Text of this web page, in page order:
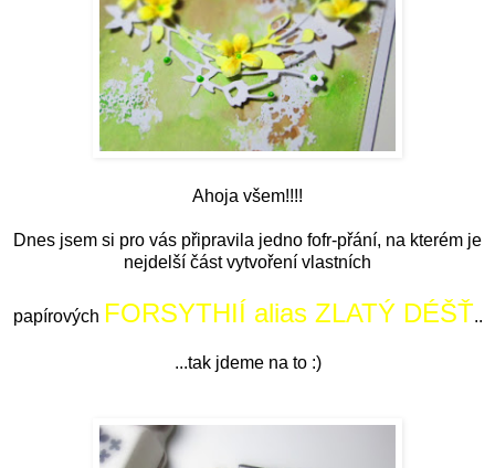
Ahoja všem!!!!
Dnes jsem si pro vás připravila jedno fofr-přání, na kterém je
nejdelší část vytvoření vlastních
papírových FORSYTHIÍ alias ZLATÝ DÉŠŤ..
...tak jdeme na to :)